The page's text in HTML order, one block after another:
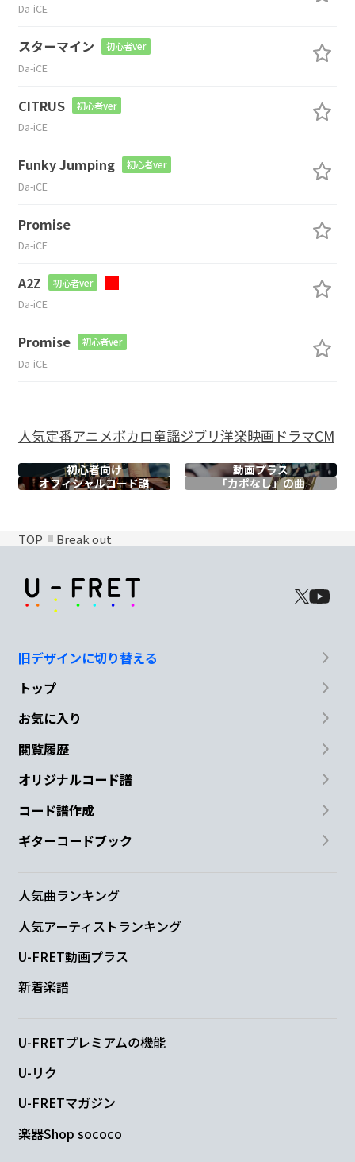
Da-iCE
スターマイン 初心者ver
Da-iCE
CITRUS 初心者ver
Da-iCE
Funky Jumping 初心者ver
Da-iCE
Promise
Da-iCE
A2Z 初心者ver
Da-iCE
Promise 初心者ver
Da-iCE
人気定番アニメボカロ童謡ジブリ洋楽映画ドラマCM
初心者向け
動画プラス
オフィシャルコード譜 「カポなし」の曲
TOP Break out
旧デザインに切り替える
トップ
お気に入り
閲覧履歴
オリジナルコード譜
コード譜作成
ギターコードブック
人気曲ランキング
人気アーティストランキング
U-FRET動画プラス
新着楽譜
U-FRETプレミアムの機能
U-リク
U-FRETマガジン
楽器Shop sococo